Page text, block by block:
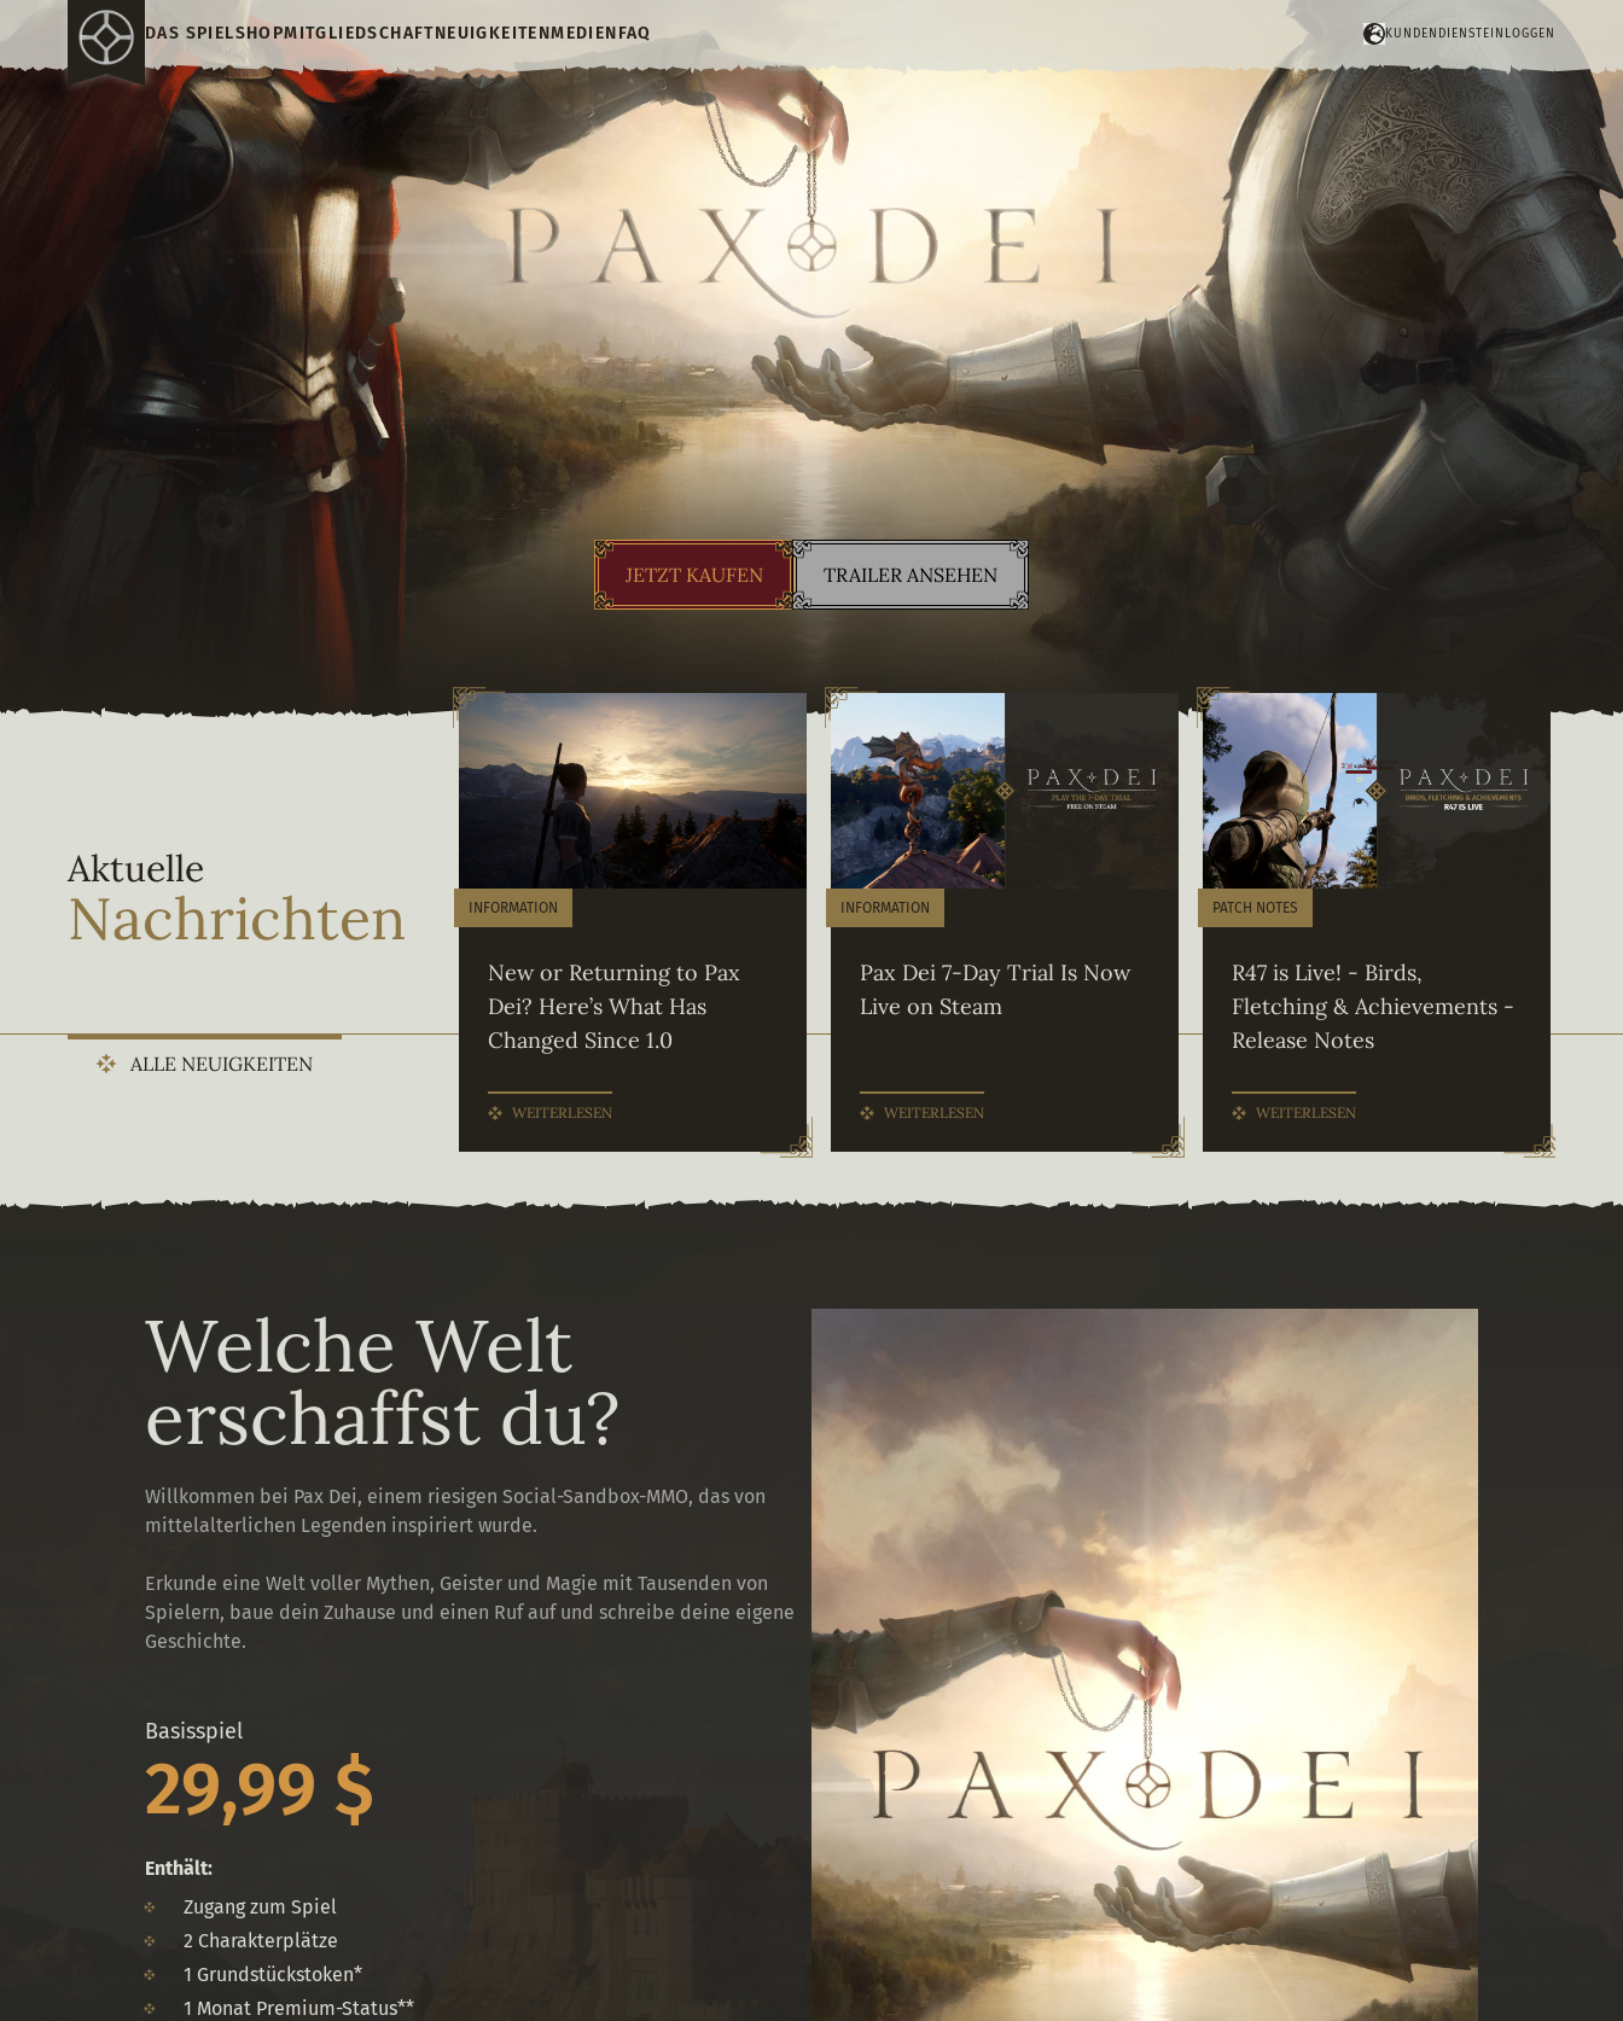
DAS SPIELSHOPMITGLIEDSCHAFTNEUIGKEITENMEDIENFAQ KUNDENDIENST EINLOGGEN
JETZT KAUFEN TRAILER ANSEHEN
Aktuelle
Nachrichten
ALLE NEUIGKEITEN
INFORMATION
New or Returning to Pax
Dei? Here’s What Has
Changed Since 1.0
WEITERLESEN
INFORMATION
Pax Dei 7-Day Trial Is Now
Live on Steam
WEITERLESEN
PATCH NOTES
R47 is Live! - Birds,
Fletching & Achievements -
Release Notes
WEITERLESEN
Welche Welt
erschaffst du?
Willkommen bei Pax Dei, einem riesigen Social-Sandbox-MMO, das von
mittelalterlichen Legenden inspiriert wurde.
Erkunde eine Welt voller Mythen, Geister und Magie mit Tausenden von
Spielern, baue dein Zuhause und einen Ruf auf und schreibe deine eigene
Geschichte.
Basisspiel
29,99 $
Enthält:
Zugang zum Spiel
2 Charakterplätze
1 Grundstückstoken*
1 Monat Premium-Status**